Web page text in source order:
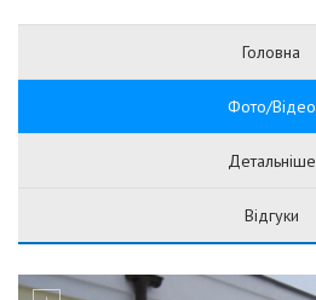
Головна
Фото/Відео
Детальніше
Відгуки